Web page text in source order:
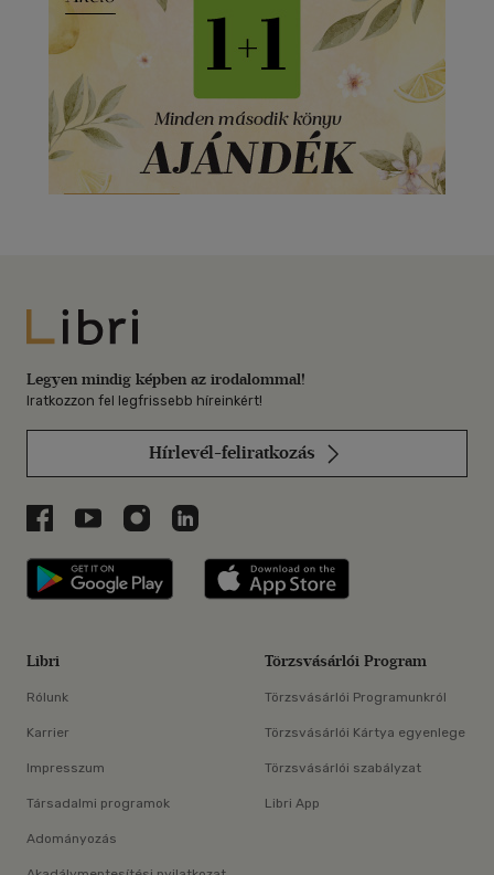
Libri
Legyen mindig képben az irodalommal!
Iratkozzon fel legfrissebb híreinkért!
Hírlevél-feliratkozás
Libri a Facebookon
Libri a Youtube-on
Libri az Instagramon
Libri a LinkedInen
Libri applikáció Szerezd meg: Google
Libri
Rólunk
Karrier
Impresszum
Társadalmi programok
Adományozás
Törzsvásárlói Program
Törzsvásárlói Programunkról
Törzsvásárlói Kártya egyenlege
Törzsvásárlói szabályzat
Libri App